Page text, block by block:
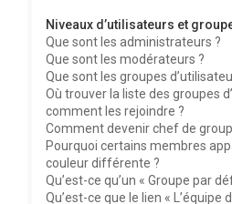
Niveaux d’utilisateurs et
Que sont les administrateurs ?
Que sont les modérateurs ?
Que sont les groupes
Où trouver la liste des groupes
comment les rejoindre ?
Comment devenir chef de
Pourquoi certains membres
couleur différente ?
Qu’est-ce qu’un « Groupe par
Qu’est-ce que le lien « L’équipe